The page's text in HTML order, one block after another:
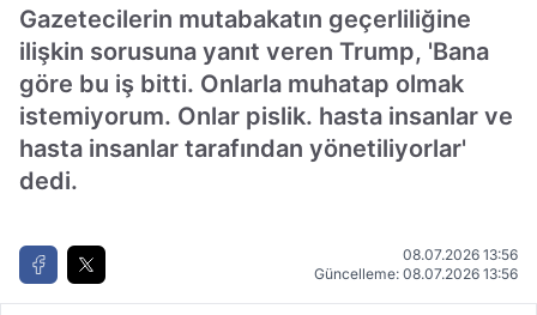
Gazetecilerin mutabakatın geçerliliğine
ilişkin sorusuna yanıt veren Trump, 'Bana
göre bu iş bitti. Onlarla muhatap olmak
istemiyorum. Onlar pislik. hasta insanlar ve
hasta insanlar tarafından yönetiliyorlar'
dedi.
08.07.2026 13:56
Güncelleme: 08.07.2026 13:56